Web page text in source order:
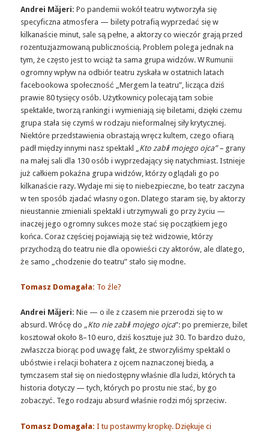
Andrei Măjeri: Po pandemii wokół teatru wytworzyła się
specyficzna atmosfera — bilety potrafią wyprzedać się w
kilkanaście minut, sale są pełne, a aktorzy co wieczór grają przed
rozentuzjazmowaną publicznością. Problem polega jednak na
tym, że często jest to wciąż ta sama grupa widzów. W Rumunii
ogromny wpływ na odbiór teatru zyskała w ostatnich latach
facebookowa społeczność „Mergem la teatru”, licząca dziś
prawie 80 tysięcy osób. Użytkownicy polecają tam sobie
spektakle, tworzą rankingi i wymieniają się biletami, dzięki czemu
grupa stała się czymś w rodzaju nieformalnej siły krytycznej.
Niektóre przedstawienia obrastają wręcz kultem, czego ofiarą
padł między innymi nasz spektakl „Kto zabił mojego ojca” – grany
na małej sali dla 130 osób i wyprzedający się natychmiast. Istnieje
już całkiem pokaźna grupa widzów, którzy oglądali go po
kilkanaście razy. Wydaje mi się to niebezpieczne, bo teatr zaczyna
w ten sposób zjadać własny ogon. Dlatego staram się, by aktorzy
nieustannie zmieniali spektakl i utrzymywali go przy życiu —
inaczej jego ogromny sukces może stać się początkiem jego
końca. Coraz częściej pojawiają się też widzowie, którzy
przychodzą do teatru nie dla opowieści czy aktorów, ale dlatego,
że samo „chodzenie do teatru” stało się modne.
Tomasz Domagała: To źle?
Andrei Măjeri: Nie — o ile z czasem nie przerodzi się to w
absurd. Wrócę do „Kto nie zabił mojego ojca”: po premierze, bilet
kosztował około 8–10 euro, dziś kosztuje już 30. To bardzo dużo,
zwłaszcza biorąc pod uwagę fakt, że stworzyliśmy spektakl o
ubóstwie i relacji bohatera z ojcem naznaczonej biedą, a
tymczasem stał się on niedostępny właśnie dla ludzi, których ta
historia dotyczy — tych, których po prostu nie stać, by go
zobaczyć. Tego rodzaju absurd właśnie rodzi mój sprzeciw.
Tomasz Domagała: I tu postawmy kropkę. Dziękuje ci